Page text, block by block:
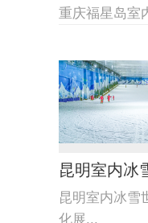
重庆福星岛室
昆明室内冰
昆明室内冰雪
化展...